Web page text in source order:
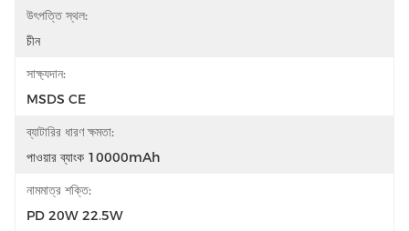
উৎপত্তি স্থল:
চীন
সাক্ষ্যদান:
MSDS CE
ব্যাটারির ধারণ ক্ষমতা:
পাওয়ার ব্যাংক 10000mAh
নামমাত্র শক্তি:
PD 20W 22.5W